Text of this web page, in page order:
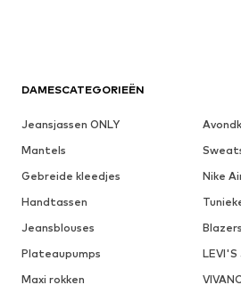
DAMESCATEGORIEËN
Jeansjassen ONLY
Mantels
Gebreide kleedjes
Nike
Handtassen
Jeansblouses
Plateaupumps
LEVI'S
Maxi rokken